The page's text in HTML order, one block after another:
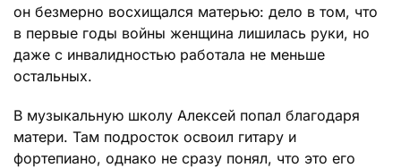
он безмерно восхищался матерью: дело в том, что
в первые годы войны женщина лишилась руки, но
даже с инвалидностью работала не меньше
остальных.
В музыкальную школу Алексей попал благодаря
матери. Там подросток освоил гитару и
фортепиано, однако не сразу понял, что это его